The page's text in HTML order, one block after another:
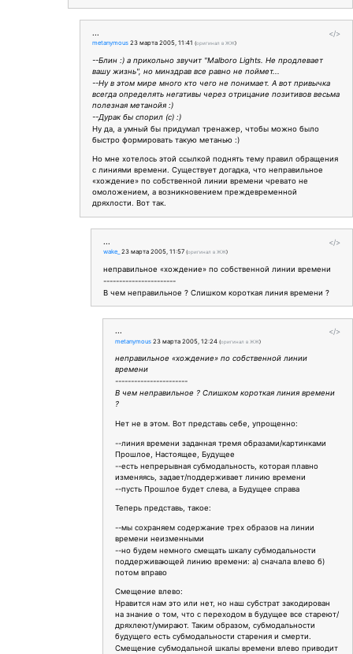
</>
...
metanymous 23 марта 2005, 11:41 (оригинал в ЖЖ)
--Блин :) а прикольно звучит "Malboro Lights. Не продлевает
вашу жизнь", но минздрав все равно не поймет...
--Ну в этом мире много кто чего не понимает. А вот привычка
всегда определять негативы через отрицание позитивов весьма
полезная метанойя :)
--Дурак бы спорил (с) :)
Ну да, а умный бы придумал тренажер, чтобы можно было
быстро формировать такую метанью :)
Но мне хотелось этой ссылкой поднять тему правил обращения
с линиями времени. Существует догадка, что неправильное
«хождение» по собственной линии времени чревато не
омоложением, а возникновением преждевременной
дряхлости. Вот так.
</>
...
wake_ 23 марта 2005, 11:57 (оригинал в ЖЖ)
неправильное «хождение» по собственной линии времени
-----------------------
В чем неправильное ? Слишком короткая линия времени ?
</>
...
metanymous 23 марта 2005, 12:24 (оригинал в ЖЖ)
неправильное «хождение» по собственной линии
времени
-----------------------
В чем неправильное ? Слишком короткая линия времени
?
Нет не в этом. Вот представь себе, упрощенно:
--линия времени заданная тремя образами/картинками
Прошлое, Настоящее, Будущее
--есть непрерывная субмодальность, которая плавно
изменяясь, задает/поддерживает линию времени
--пусть Прошлое будет слева, а Будущее справа
Теперь представь, такое:
--мы сохраняем содержание трех образов на линии
времени неизменными
--но будем немного смещать шкалу субмодальности
поддерживающей линию времени: а) сначала влево б)
потом вправо
Смещение влево:
Нравится нам это или нет, но наш субстрат закодирован
на знание о том, что с переходом в будущее все стареют/
дряхлеют/умирают. Таким образом, субмодальности
будущего есть субмодальности старения и смерти.
Смещение субмодальной шкалы времени влево приводит